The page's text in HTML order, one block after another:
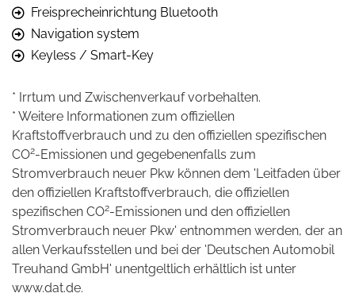
Freisprecheinrichtung Bluetooth
Navigation system
Keyless / Smart-Key
* Irrtum und Zwischenverkauf vorbehalten.
* Weitere Informationen zum offiziellen
Kraftstoffverbrauch und zu den offiziellen spezifischen
CO2-Emissionen und gegebenenfalls zum
Stromverbrauch neuer Pkw können dem 'Leitfaden über
den offiziellen Kraftstoffverbrauch, die offiziellen
spezifischen CO2-Emissionen und den offiziellen
Stromverbrauch neuer Pkw' entnommen werden, der an
allen Verkaufsstellen und bei der 'Deutschen Automobil
Treuhand GmbH' unentgeltlich erhältlich ist unter
www.dat.de.